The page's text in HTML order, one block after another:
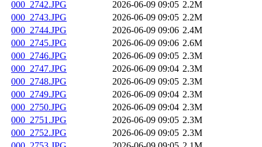
000_2742.JPG
2026-06-09 09:05 2.2M
000_2743.JPG
2026-06-09 09:05 2.2M
000_2744.JPG
2026-06-09 09:06 2.4M
000_2745.JPG
2026-06-09 09:06 2.6M
000_2746.JPG
2026-06-09 09:05 2.3M
000_2747.JPG
2026-06-09 09:04 2.3M
000_2748.JPG
2026-06-09 09:05 2.3M
000_2749.JPG
2026-06-09 09:04 2.3M
000_2750.JPG
2026-06-09 09:04 2.3M
000_2751.JPG
2026-06-09 09:05 2.3M
000_2752.JPG
2026-06-09 09:05 2.3M